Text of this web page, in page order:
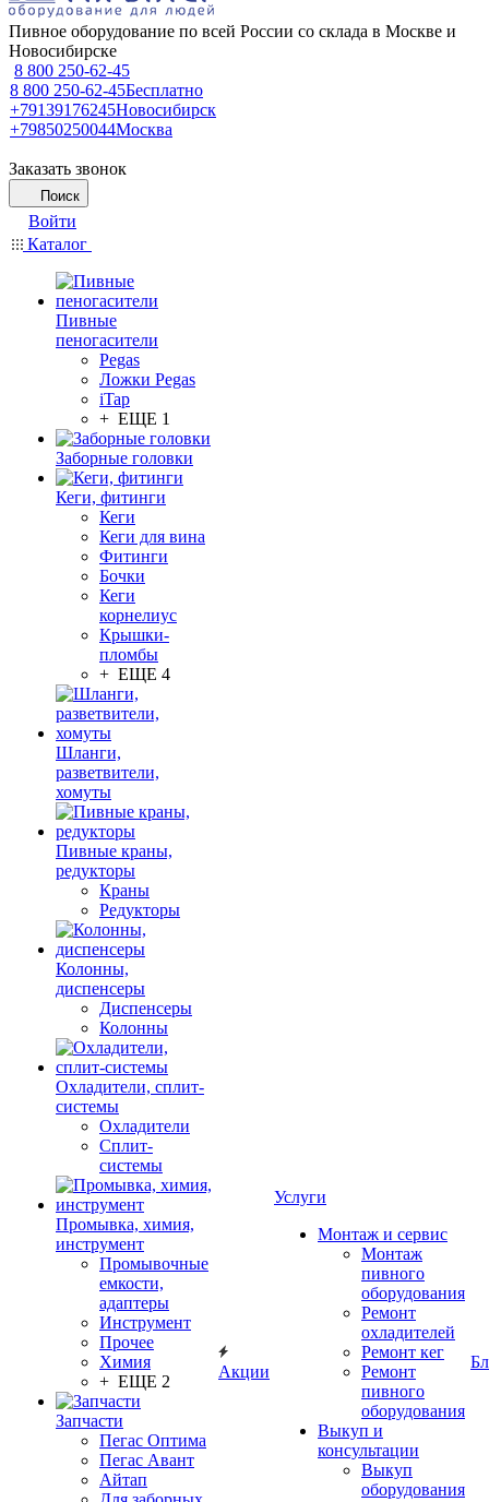
Пивное оборудование по всей России со склада в Москве и
Новосибирске
8 800 250-62-45
8 800 250-62-45Бесплатно
+79139176245Новосибирск
+79850250044Москва
Заказать звонок
Поиск
Войти
Каталог
Пивные
пеногасители
Pegas
Ложки Pegas
iTap
+ ЕЩЕ 1
Заборные головки
Кеги, фитинги
Кеги
Кеги для вина
Фитинги
Бочки
Кеги
корнелиус
Крышки-
пломбы
+ ЕЩЕ 4
Шланги,
разветвители,
хомуты
Пивные краны,
редукторы
Краны
Редукторы
Колонны,
диспенсеры
Диспенсеры
Колонны
Охладители, сплит-
системы
Охладители
Сплит-
системы
Промывка, химия,
инструмент
Промывочные
емкости,
адаптеры
Инструмент
Прочее
Химия
+ ЕЩЕ 2
Запчасти
Пегас Оптима
Пегас Авант
Айтап
Акции
Услуги
Монтаж и сервис
Монтаж
пивного
оборудования
Ремонт
охладителей
Ремонт кег
Ремонт
пивного
оборудования
Выкуп и
консультации
Выкуп
оборудования